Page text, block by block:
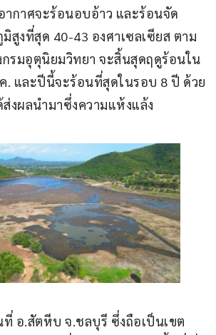
ากาศจะร้อนอบอ้าว และร้อนจัด
งที่สุด 40-43 องศาเซลเซียส ตาม
รมอุตุนิยมวิทยา จะสิ้นสุดฤดูร้อนใน
. และปีนี้จะร้อนที่สุดในรอบ 8 ปี ด้วย
งผลนำมาซึ่งความแห้งแล้ง
อ.สัตหีบ จ.ชลบุรี ซึ่งถือเป็นเขต